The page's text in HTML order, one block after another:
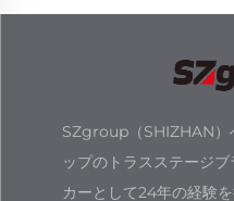
SZgroup（SHIZHAN）
ップのトラスステージ
カーとして24年の経験